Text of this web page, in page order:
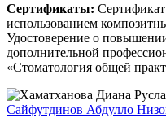
Сертификаты: Сертификат
использованием
Удостоверение о
дополнительной
«Стоматология общей
Сайфутдинов Абдулло